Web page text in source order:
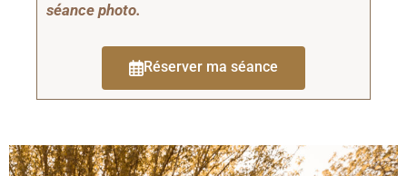
séance photo.
Réserver ma séance